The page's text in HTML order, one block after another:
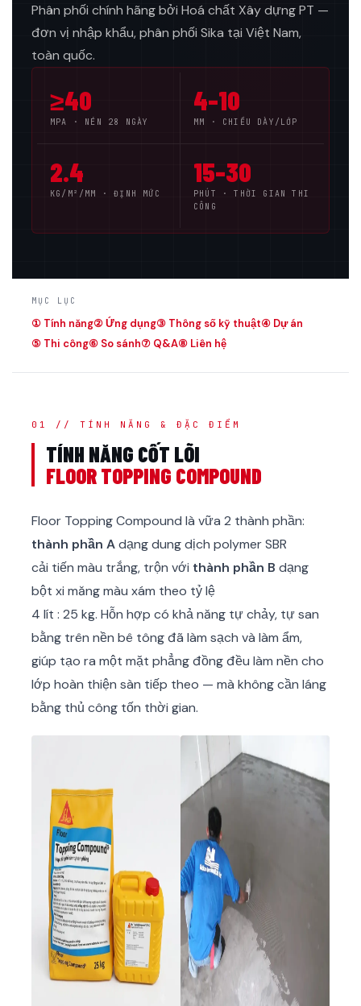
Phân phối chính hãng bởi Hoá chất Xây dựng PT —
đơn vị nhập khẩu, phân phối Sika tại Việt Nam,
toàn quốc.
≥40
MPA · NÉN 28 NGÀY
4–10
MM · CHIỀU DÀY/LỚP
2.4
KG/M²/MM · ĐỊNH MỨC
15–30
PHÚT · THỜI GIAN THI
CÔNG
MỤC LỤC
① Tính năng② Ứng dụng③ Thông số kỹ thuật④ Dự án
⑤ Thi công⑥ So sánh⑦ Q&A⑧ Liên hệ
01 // TÍNH NĂNG & ĐẶC ĐIỂM
TÍNH NĂNG CỐT LÕI
FLOOR TOPPING COMPOUND
Floor Topping Compound là vữa 2 thành phần:
thành phần Adạng dung dịch polymer SBR
cải tiến màu trắng, trộn với thành phần B dạng
bột xi măng màu xám theo tỷ lệ
4 lít : 25 kg. Hỗn hợp có khả năng tự chảy, tự san
bằng trên nền bê tông đã làm sạch và làm ẩm,
giúp tạo ra một mặt phẳng đồng đều làm nền cho
lớp hoàn thiện sàn tiếp theo — mà không cần láng
bằng thủ công tốn thời gian.